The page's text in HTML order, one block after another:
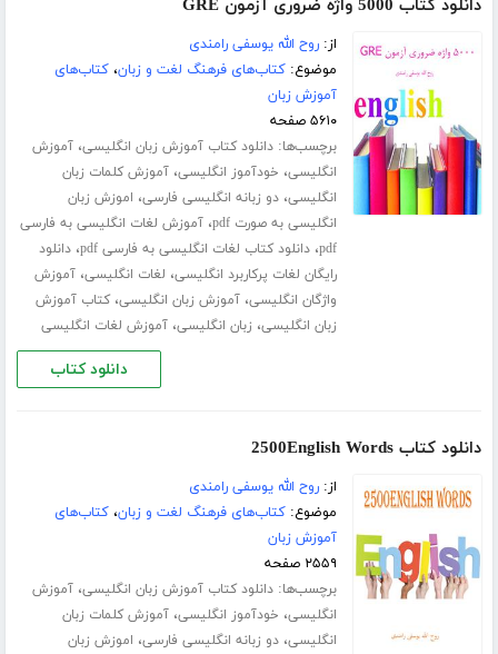
دانلود کتاب 5000 واژه ضروری آزمون GRE
از:روح الله یوسفی رامندی
موضوع:کتاب‌های فرهنگ لغت و زبان،کتاب‌های
آموزش زبان
۵۶۱۰ صفحه
برچسب‌ها:دانلود کتاب آموزش زبان انگلیسی،آموزش
انگلیسی، خودآموز انگلیسی،آموزش کلمات زبان
انگلیسی،دو زبانه انگلیسی فارسی، اموزش زبان
انگلیسی به صورت pdf
،آموزش لغات انگلیسی به فارسی
pdf،دانلود کتاب لغات انگلیسی به فارسی pdf ،دانلود
رایگان لغات پرکاربرد انگلیسی، لغات انگلیسی،آموزش
واژگان انگلیسی،آموزش زبان انگلیسی،کتاب آموزش
زبان انگلیسی، زبان انگلیسی،آموزش لغات انگلیسی
دانلود کتاب
دانلود کتاب 2500English Words
از:روح الله یوسفی رامندی
موضوع:کتاب‌های فرهنگ لغت و زبان،کتاب‌های
آموزش زبان
۲۵۵۹ صفحه
برچسب‌ها:دانلود کتاب آموزش زبان انگلیسی،آموزش
انگلیسی، خودآموز انگلیسی،آموزش کلمات زبان
انگلیسی،دو زبانه انگلیسی فارسی، اموزش زبان